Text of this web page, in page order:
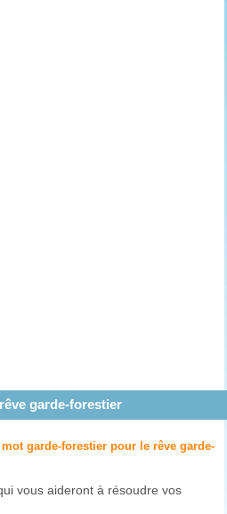
garde-forestier
mot garde-forestier pour le rêvegarde-
vous aideront à résoudre vos